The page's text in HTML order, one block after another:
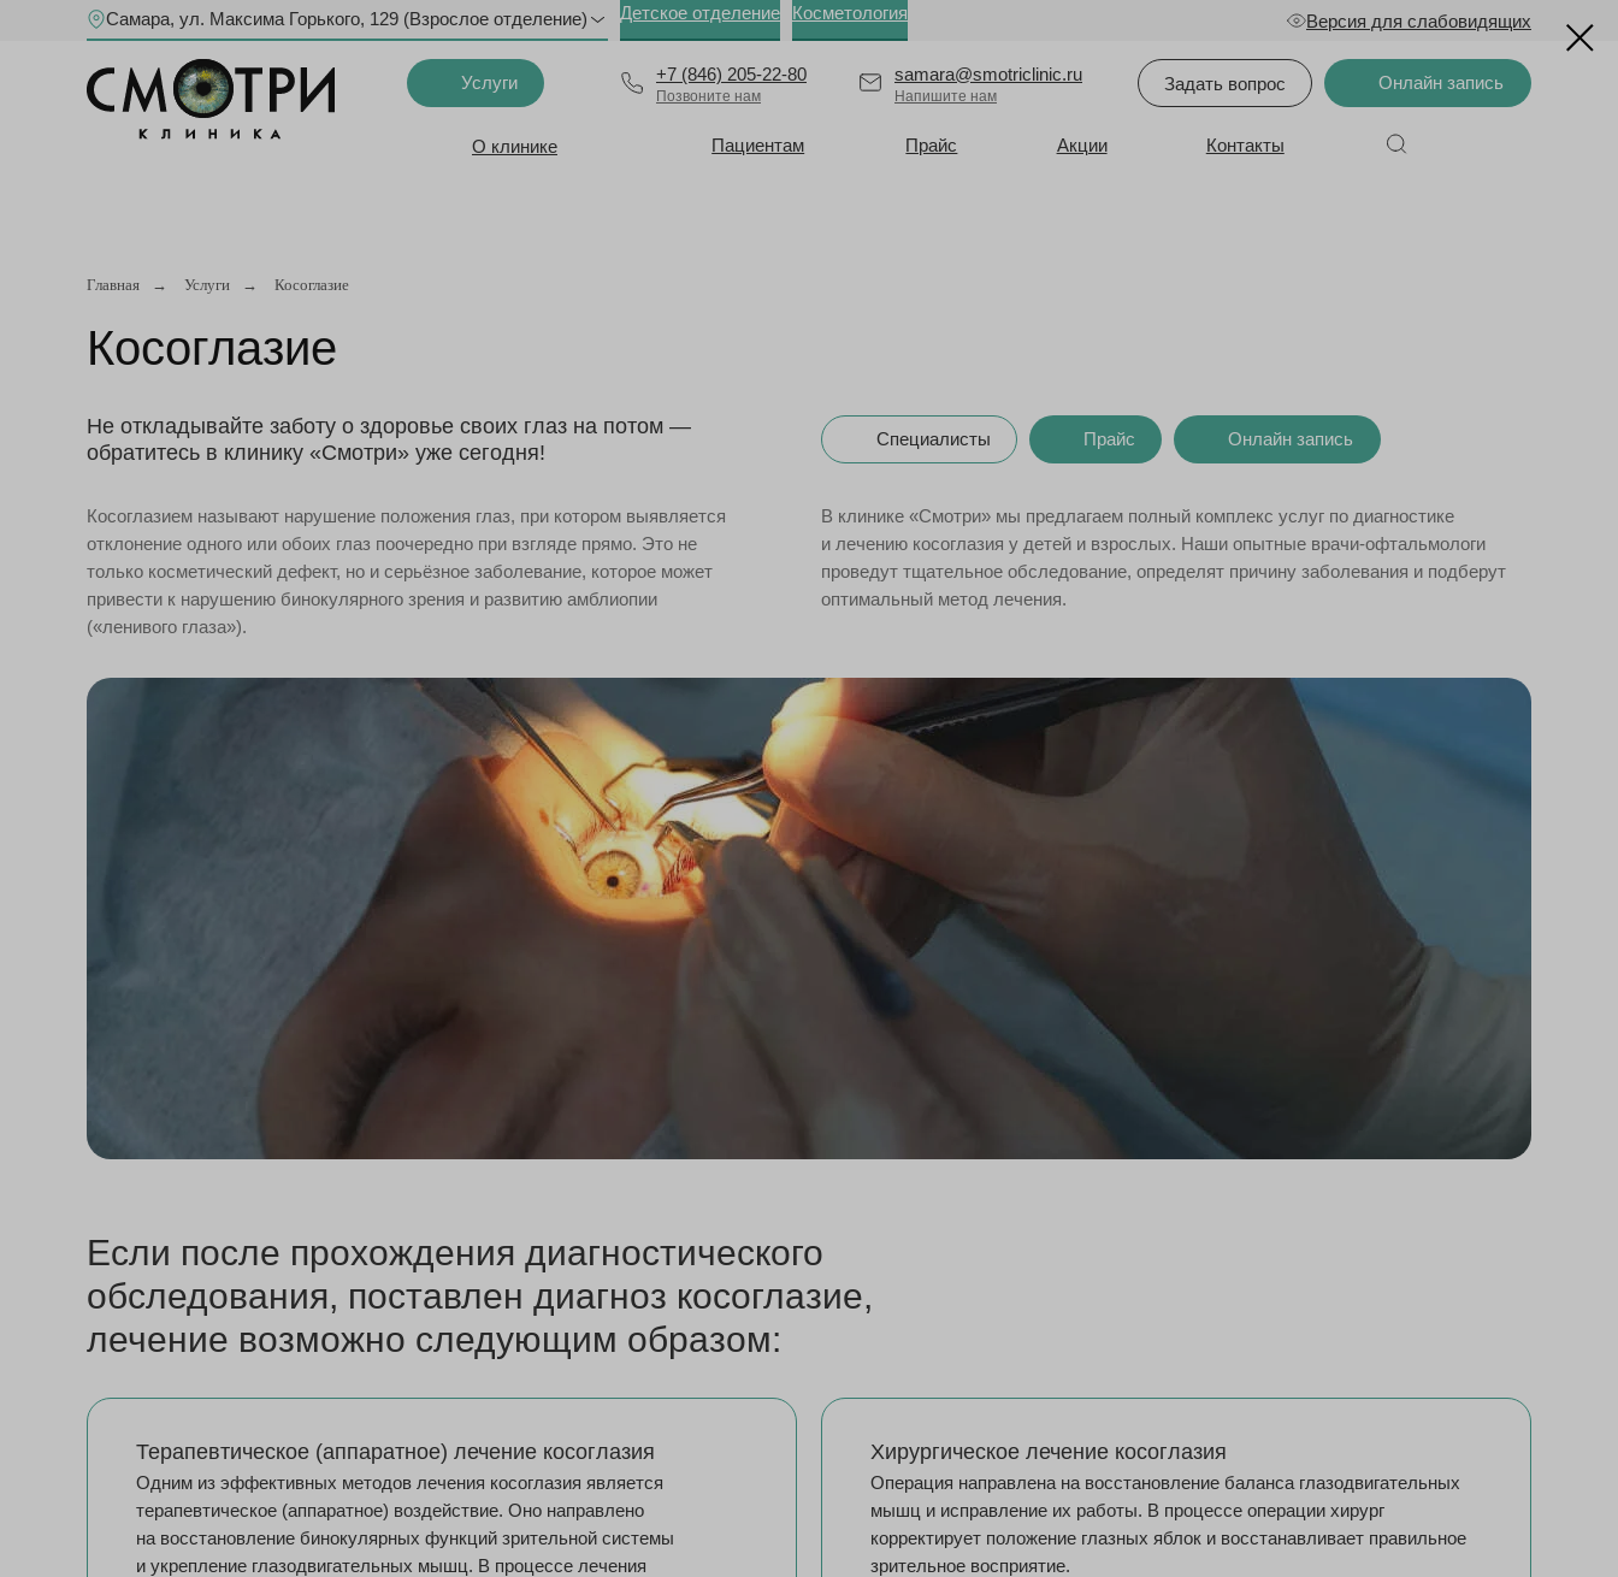
Самара, ул. Максима Горького, 129 (Взрослое отделение) Детское отделение Косметология Версия для слабовидящих
Онлайн запись
О клинике Пациентам Прайс Акции Контакты
Услуги Задать вопрос
Позвоните нам
+7 (846) 205-22-80 samara@smotriclinic.ru
Напишите нам
Главная → Услуги → Косоглазие
Косоглазие
Не откладывайте заботу о здоровье своих глаз на потом —
обратитесь в клинику «Смотри» уже сегодня!
Косоглазием называют нарушение положения глаз, при котором выявляется
отклонение одного или обоих глаз поочередно при взгляде прямо. Это не
только косметический дефект, но и серьёзное заболевание, которое может
привести к нарушению бинокулярного зрения и развитию амблиопии
(«ленивого глаза»).
В клинике «Смотри» мы предлагаем полный комплекс услуг по диагностике
и лечению косоглазия у детей и взрослых. Наши опытные врачи-офтальмологи
проведут тщательное обследование, определят причину заболевания и подберут
оптимальный метод лечения.
Онлайн запись
Прайс
Специалисты
Если после прохождения диагностического
обследования, поставлен диагноз косоглазие,
лечение возможно следующим образом:
Хирургическое лечение косоглазия
Операция направлена на восстановление баланса глазодвигательных
мышц и исправление их работы. В процессе операции хирург
корректирует положение глазных яблок и восстанавливает правильное
зрительное восприятие.
Терапевтическое (аппаратное) лечение косоглазия
Одним из эффективных методов лечения косоглазия является
терапевтическое (аппаратное) воздействие. Оно направлено
на восстановление бинокулярных функций зрительной системы
и укрепление глазодвигательных мышц. В процессе лечения